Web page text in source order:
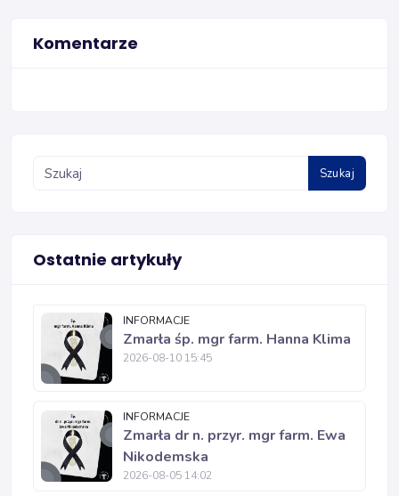
Komentarze
Szukaj
Ostatnie artykuły
INFORMACJE
Zmarła śp. mgr farm. Hanna Klima
2026-08-10 15:45
INFORMACJE
Zmarła dr n. przyr. mgr farm. Ewa
Nikodemska
2026-08-05 14:02